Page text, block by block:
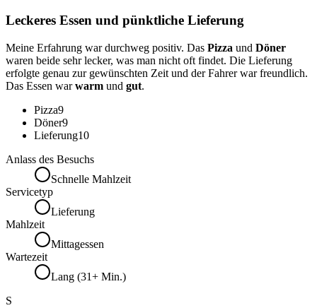
Leckeres Essen und pünktliche Lieferung
Meine Erfahrung war durchweg positiv. Das Pizza und Döner
waren beide sehr lecker, was man nicht oft findet. Die Lieferung
erfolgte genau zur gewünschten Zeit und der Fahrer war freundlich.
Das Essen warwarm und gut.
Pizza9
Döner9
Lieferung10
Anlass des Besuchs
Schnelle Mahlzeit
Servicetyp
Lieferung
Mahlzeit
Mittagessen
Wartezeit
Lang (31+ Min.)
S